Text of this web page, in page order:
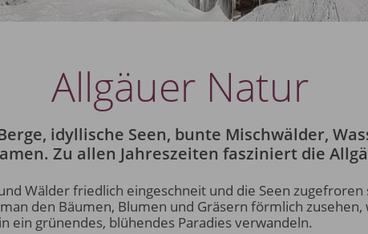
Allgäuer Natur
idyllische Seen, bunte Mischwälder,
Zu allen Jahreszeiten fasziniert die
Wälder friedlich eingeschneit und die Seen zugefroren
den Bäumen, Blumen und Gräsern förmlich
ein grünendes, blühendes Paradies verwandeln.